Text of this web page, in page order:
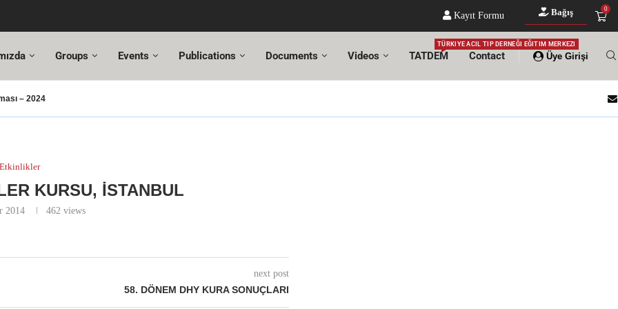
Kayıt Formu Bağış 0
Groups Events Publications Documents Videos TATDEM
TÜRKIYE ACIL TIP DERNEĞI EĞITIM MERKEZI
Contact Üye Girişi
– 2024
Etkinlikler
KURSU, İSTANBUL
2014 462 views
next post
58. DÖNEM DHY KURA SONUÇLARI